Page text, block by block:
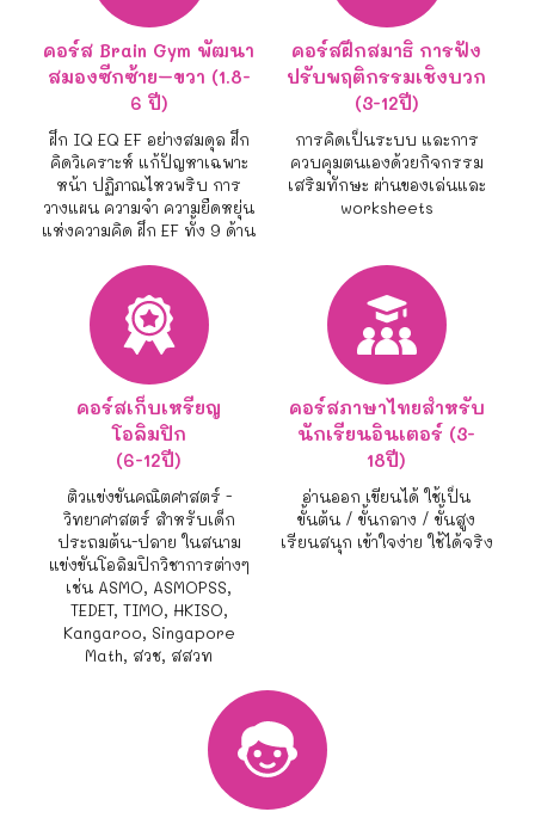
คอร์ส Brain Gym พัฒนา
สมองซีกซ้าย–ขวา (1.8-
6 ปี)
ฝึก IQ EQ EF อย่างสมดุล ฝึก
คิดวิเคราะห์ แก้ปัญหาเฉพาะ
หน้า ปฏิภาณไหวพริบ การ
วางแผน ความจำ ความยืดหยุ่น
แห่งความคิด ฝึก EF ทั้ง 9 ด้าน
คอร์สฝึกสมาธิ การฟัง
ปรับพฤติกรรมเชิงบวก
(3-12ปี)
การคิดเป็นระบบ และการ
ควบคุมตนเองด้วยกิจกรรม
เสริมทักษะ ผ่านของเล่นและ
worksheets
คอร์สเก็บเหรียญ
โอลิมปิก
(6-12ปี)
ติวแข่งขันคณิตศาสตร์ -
วิทยาศาสตร์ สำหรับเด็ก
ประถมต้น-ปลาย ในสนาม
แข่งขันโอลิมปิกวิชาการต่างๆ
เช่น ASMO, ASMOPSS,
TEDET, TIMO, HKISO,
Kangaroo, Singapore
Math, สวช, สสวท
คอร์สภาษาไทยสำหรับ
นักเรียนอินเตอร์ (3-
18ปี)
อ่านออก เขียนได้ ใช้เป็น
ขั้นต้น / ขั้นกลาง / ขั้นสูง
เรียนสนุก เข้าใจง่าย ใช้ได้จริง